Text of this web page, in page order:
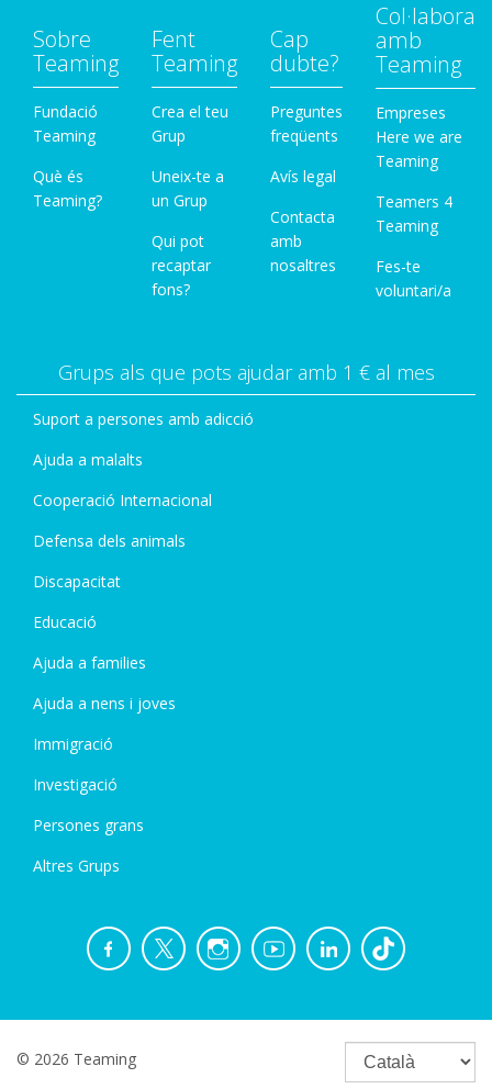
Sobre
Teaming
Fundació
Teaming
Què és
Teaming?
Fent
Teaming
Crea el teu
Grup
Uneix-te a
un Grup
Qui pot
recaptar
fons?
Cap
dubte?
Preguntes
freqüents
Avís legal
Contacta
amb
nosaltres
Col·labora
amb
Teaming
Empreses
Here we are
Teaming
Teamers 4
Teaming
Fes-te
voluntari/a
Grups als que pots ajudar amb 1 € al mes
Suport a persones amb adicció
Ajuda a malalts
Cooperació Internacional
Defensa dels animals
Discapacitat
Educació
Ajuda a families
Ajuda a nens i joves
Immigració
Investigació
Persones grans
Altres Grups
© 2026 Teaming